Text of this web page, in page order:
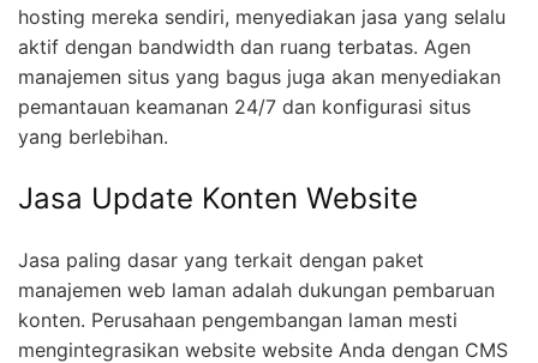
hosting mereka sendiri, menyediakan jasa yang selalu
aktif dengan bandwidth dan ruang terbatas. Agen
manajemen situs yang bagus juga akan menyediakan
pemantauan keamanan 24/7 dan konfigurasi situs
yang berlebihan.
Jasa Update Konten Website
Jasa paling dasar yang terkait dengan paket
manajemen web laman adalah dukungan pembaruan
konten. Perusahaan pengembangan laman mesti
mengintegrasikan website website Anda dengan CMS